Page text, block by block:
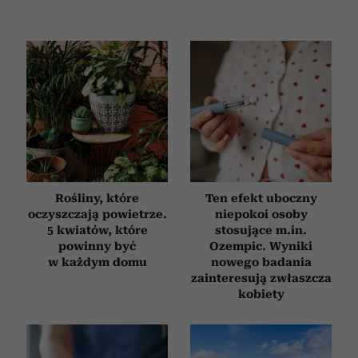
społecznościowym, reklamowym i analitycznym.
Partnerzy mogą połączyć te informacje z innymi danymi
otrzymanymi od Ciebie lub uzyskanymi podczas
korzystania z ich usług.
Rośliny, które
oczyszczają powietrze.
5 kwiatów, które
powinny być
w każdym domu
Ten efekt uboczny
niepokoi osoby
stosujące m.in.
Ozempic. Wyniki
nowego badania
zainteresują zwłaszcza
kobiety